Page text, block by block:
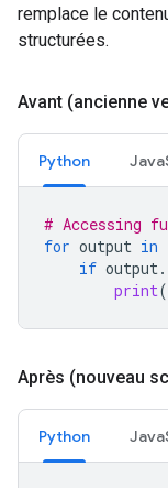
remplace le
structurées.
Avant (ancienne
Python
# Accessing
for output in
if output.
print(
Après (nouveau
Python